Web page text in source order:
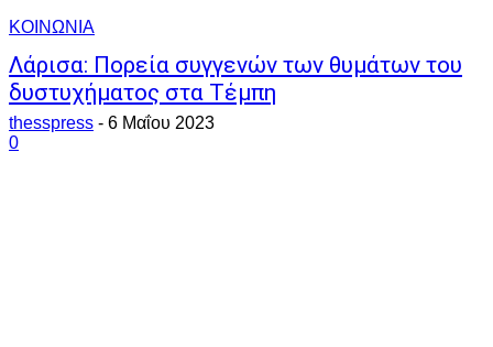
ΚΟΙΝΩΝΙΑ
Λάρισα: Πορεία συγγενών των θυμάτων του
δυστυχήματος στα Τέμπη
thesspress - 6 Μαΐου 2023
0